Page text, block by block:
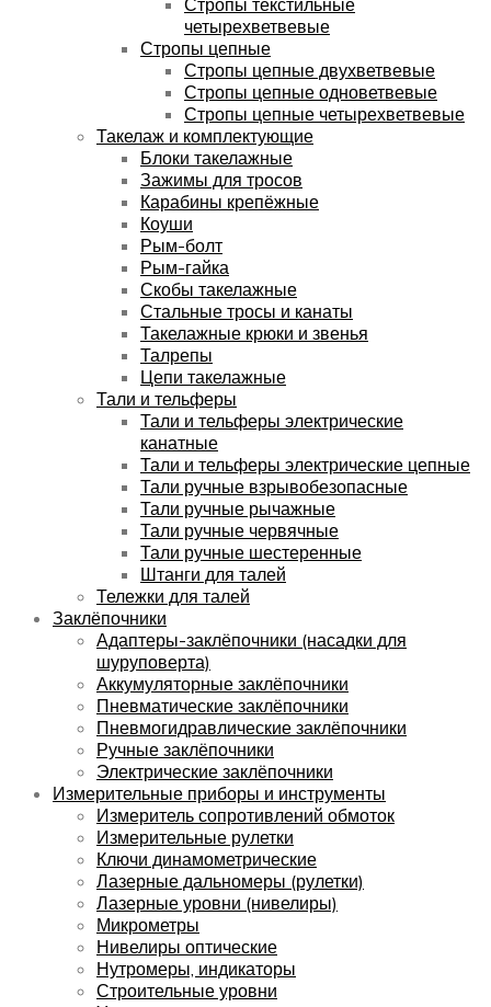
четырехветвевые
Стропы цепные
Стропы цепные двухветвевые
Стропы цепные одноветвевые
Стропы цепные четырехветвевые
Такелаж и комплектующие
Блоки такелажные
Зажимы для тросов
Карабины крепёжные
Коуши
Рым-болт
Рым-гайка
Скобы такелажные
Стальные тросы и канаты
Такелажные крюки и звенья
Талрепы
Цепи такелажные
Тали и тельферы
Тали и тельферы электрические
канатные
Тали и тельферы электрические цепные
Тали ручные взрывобезопасные
Тали ручные рычажные
Тали ручные червячные
Тали ручные шестеренные
Штанги для талей
Тележки для талей
Заклёпочники
Адаптеры-заклёпочники (насадки для
шуруповерта)
Аккумуляторные заклёпочники
Пневматические заклёпочники
Пневмогидравлические заклёпочники
Ручные заклёпочники
Электрические заклёпочники
Измерительные приборы и инструменты
Измеритель сопротивлений обмоток
Измерительные рулетки
Ключи динамометрические
Лазерные дальномеры (рулетки)
Лазерные уровни (нивелиры)
Микрометры
Нивелиры оптические
Нутромеры, индикаторы
Строительные уровни